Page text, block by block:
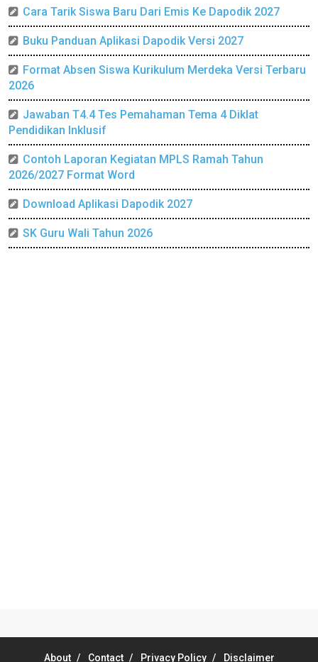
Cara Tarik Siswa Baru Dari Emis Ke Dapodik 2027
Buku Panduan Aplikasi Dapodik Versi 2027
Format Absen Siswa Kurikulum Merdeka Versi Terbaru
2026
Jawaban T4.4 Tes Pemahaman Tema 4 Diklat
Pendidikan Inklusif
Contoh Laporan Kegiatan MPLS Ramah Tahun
2026/2027 Format Word
Download Aplikasi Dapodik 2027
SK Guru Wali Tahun 2026
About Contact Privacy Policy Disclaimer